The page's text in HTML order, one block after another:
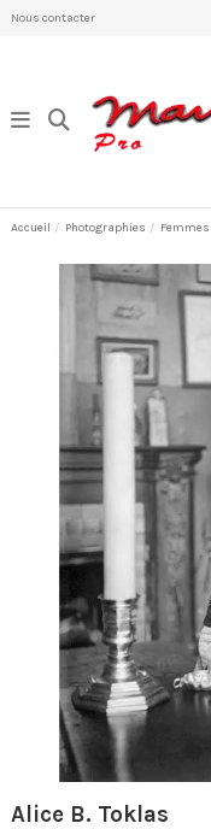
Nous contacter
Accueil Photographies Femmes
Alice B. Toklas